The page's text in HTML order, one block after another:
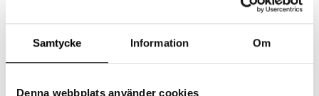
Samtycke Information Om
Denna webbplats använder cookies